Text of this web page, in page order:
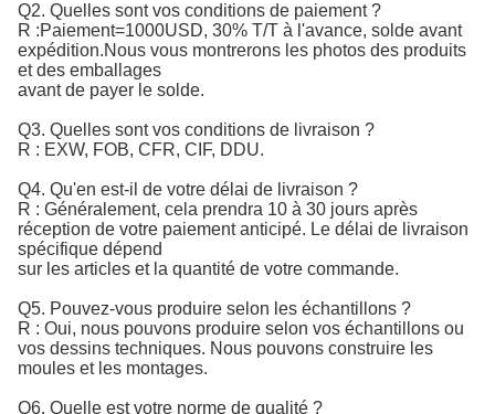
Q2. Quelles sont vos conditions de paiement ?
R :Paiement=1000USD, 30% T/T à l'avance, solde avant
expédition.Nous vous montrerons les photos des produits
et des emballages
avant de payer le solde.
Q3. Quelles sont vos conditions de livraison ?
R : EXW, FOB, CFR, CIF, DDU.
Q4. Qu'en est-il de votre délai de livraison ?
R : Généralement, cela prendra 10 à 30 jours après
réception de votre paiement anticipé. Le délai de livraison
spécifique dépend
sur les articles et la quantité de votre commande.
Q5. Pouvez-vous produire selon les échantillons ?
R : Oui, nous pouvons produire selon vos échantillons ou
vos dessins techniques. Nous pouvons construire les
moules et les montages.
Q6. Quelle est votre norme de qualité ?